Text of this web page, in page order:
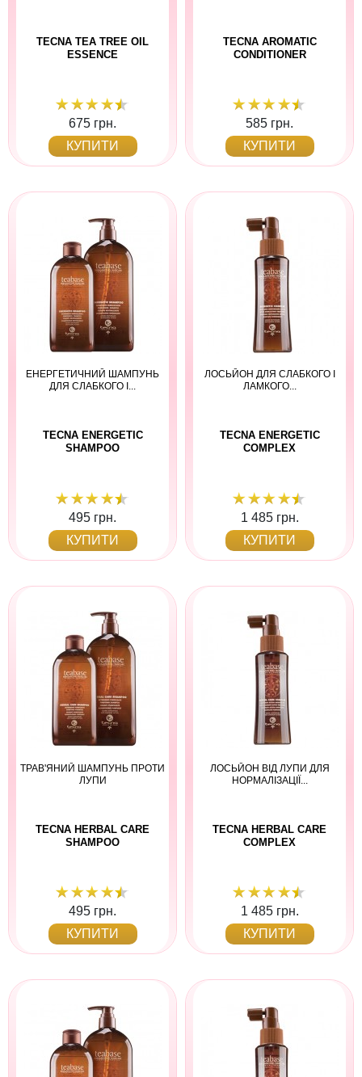
TECNA TEA TREE OIL
ESSENCE
675 грн.
КУПИТИ
TECNA AROMATIC
CONDITIONER
585 грн.
КУПИТИ
ЕНЕРГЕТИЧНИЙ ШАМПУНЬ
ДЛЯ СЛАБКОГО І...
TECNA ENERGETIC
SHAMPOO
495 грн.
КУПИТИ
ЛОСЬЙОН ДЛЯ СЛАБКОГО І
ЛАМКОГО...
TECNA ENERGETIC
COMPLEX
1 485 грн.
КУПИТИ
ТРАВ'ЯНИЙ ШАМПУНЬ ПРОТИ
ЛУПИ
TECNA HERBAL CARE
SHAMPOO
495 грн.
КУПИТИ
ЛОСЬЙОН ВІД ЛУПИ ДЛЯ
НОРМАЛІЗАЦІЇ...
TECNA HERBAL CARE
COMPLEX
1 485 грн.
КУПИТИ